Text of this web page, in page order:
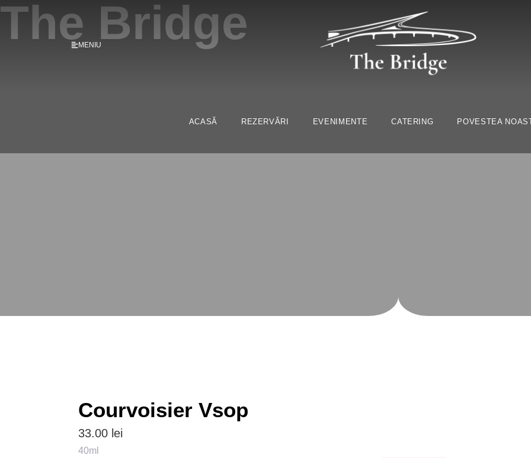
MENIU
ACASĂ REZERVĂRI EVENIMENTE CATERING POVESTEA
The Bridge
Courvoisier Vsop
33.00 lei
40ml